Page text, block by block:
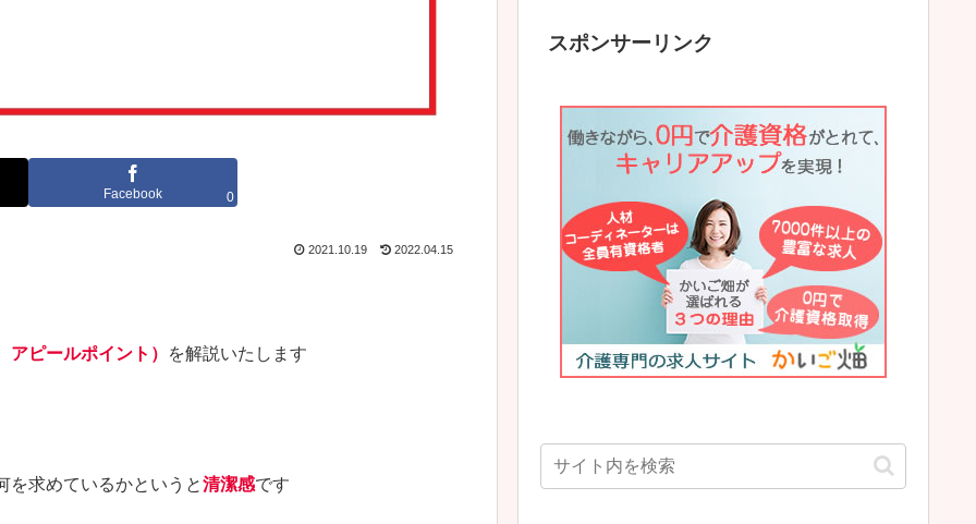
Facebook 0
2021.10.19 2022.04.15
ピールポイント） を解説いたします
を求めているかというと清潔感です
スポンサーリンク